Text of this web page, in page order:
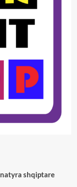
shqiptare